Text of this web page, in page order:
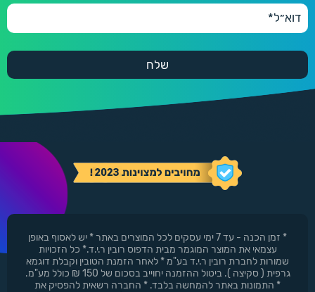
* זמן הכנה - עד 7 ימי עסקים לכל המוצרים באתר * יש לאסוף באופן
עצמאי את המוצר המוגמר מבית הדפוס רובין ר.י.ד.* כל הזכויות
שמורות לחברת רובין ר.י.ד בע"מ * לאחר הזמנת הטובין וקבלת דוגמא
גרפית ( סקיצה ). ביטול ההזמנה יחוייב בסכום של 150 ₪ כולל מע"מ.
* התמונות באתר להמחשה בלבד. * החברה רשאית להפסיק את